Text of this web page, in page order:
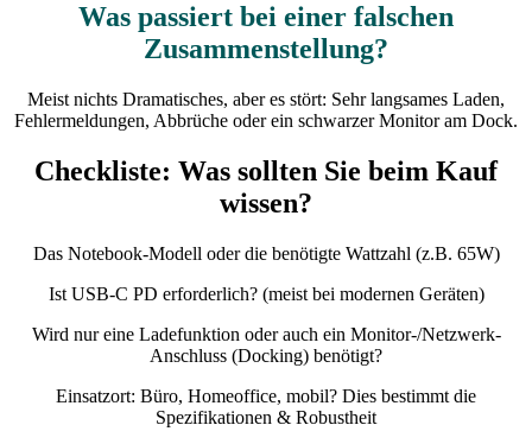
Was passiert bei einer falschen
Zusammenstellung?
Meist nichts Dramatisches, aber es stört: Sehr langsames Laden,
Fehlermeldungen, Abbrüche oder ein schwarzer Monitor am Dock.
Checkliste: Was sollten Sie beim Kauf
wissen?
Das Notebook‑Modell oder die benötigte Wattzahl (z.B. 65W)
Ist USB‑C PD erforderlich? (meist bei modernen Geräten)
Wird nur eine Ladefunktion oder auch ein Monitor-/Netzwerk-
Anschluss (Docking) benötigt?
Einsatzort: Büro, Homeoffice, mobil? Dies bestimmt die
Spezifikationen & Robustheit